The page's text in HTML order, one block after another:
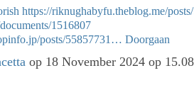
https://riknughabyfu.theblog.me/
1516807
posts/55857731… Doorgaan
op 18 November 2024 op